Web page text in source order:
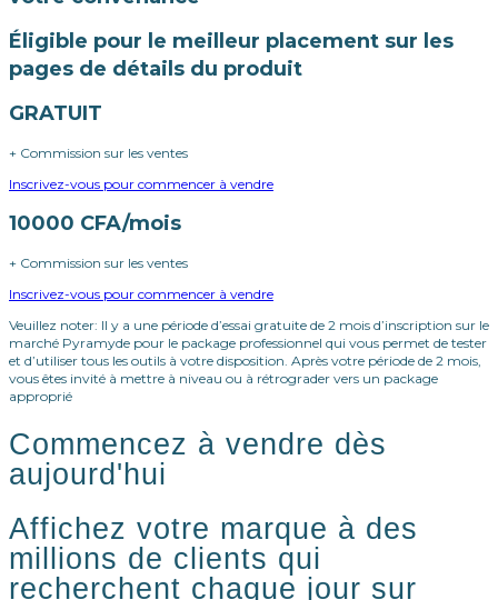
Éligible pour le meilleur placement sur les
pages de détails du produit
GRATUIT
+ Commission sur les ventes
Inscrivez-vous pour commencer à vendre
10000 CFA/mois
+ Commission sur les ventes
Inscrivez-vous pour commencer à vendre
Veuillez noter: Il y a une période d’essai gratuite de 2 mois d’inscription sur le
marché Pyramyde pour le package professionnel qui vous permet de tester
et d’utiliser tous les outils à votre disposition. Après votre période de 2 mois,
vous êtes invité à mettre à niveau ou à rétrograder vers un package
approprié
Commencez à vendre dès
aujourd'hui
Affichez votre marque à des
millions de clients qui
recherchent chaque jour sur